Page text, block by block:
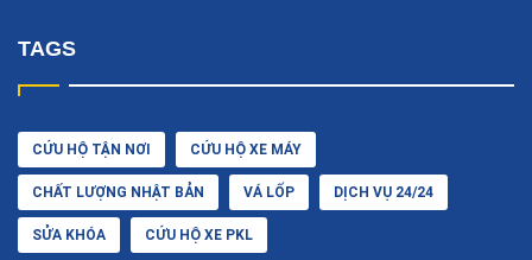
TAGS
CỨU HỘ TẬN NƠI CỨU HỘ XE MÁY
CHẤT LƯỢNG NHẬT BẢN VÁ LỐP DỊCH VỤ 24/24
SỬA KHÓA CỨU HỘ XE PKL